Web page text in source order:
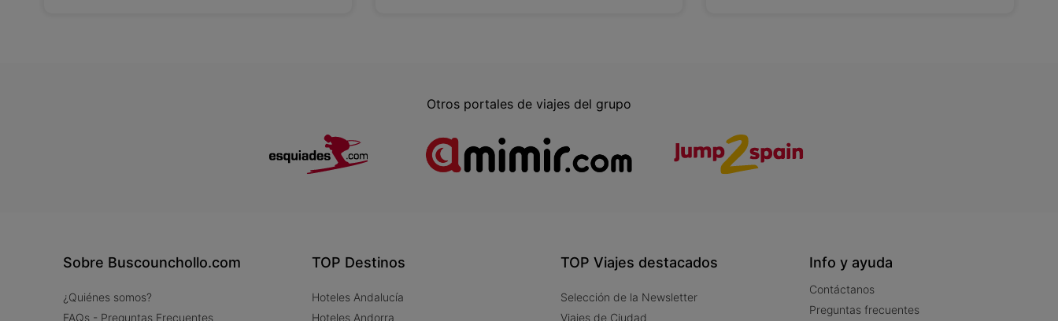
Otros portales de viajes del grupo
Sobre Buscounchollo.com
¿Quiénes somos?
FAQs - Preguntas Frecuentes
TOP Destinos
Hoteles Andalucía
Hoteles Andorra
TOP Viajes destacados
Selección de la Newsletter
Viajes de Ciudad
Info y ayuda
Contáctanos
Preguntas frecuentes